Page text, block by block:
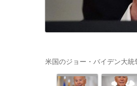
米国のジョー・バイデン大統